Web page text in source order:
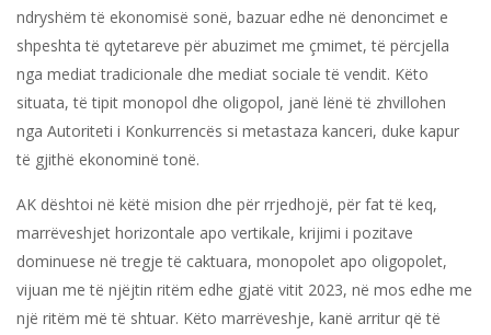
ndryshëm të ekonomisë sonë, bazuar edhe në denoncimet e
shpeshta të qytetareve për abuzimet me çmimet, të përcjella
nga mediat tradicionale dhe mediat sociale të vendit. Këto
situata, të tipit monopol dhe oligopol, janë lënë të zhvillohen
nga Autoriteti i Konkurrencës si metastaza kanceri, duke kapur
të gjithë ekonominë tonë.
AK dështoi në këtë mision dhe për rrjedhojë, për fat të keq,
marrëveshjet horizontale apo vertikale, krijimi i pozitave
dominuese në tregje të caktuara, monopolet apo oligopolet,
vijuan me të njëjtin ritëm edhe gjatë vitit 2023, në mos edhe me
një ritëm më të shtuar. Këto marrëveshje, kanë arritur që të